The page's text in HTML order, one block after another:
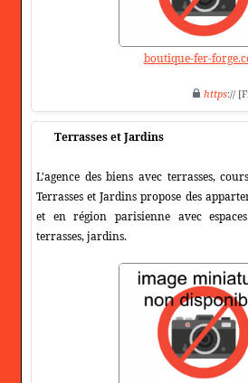
boutique-fer-
https://
Terrasses et Jardins
L'agence des biens avec terrasses,
Terrasses et Jardins propose des
et en région parisienne avec
terrasses, jardins.